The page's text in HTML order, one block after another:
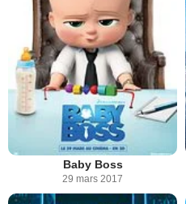
Baby Boss
29 mars 2017